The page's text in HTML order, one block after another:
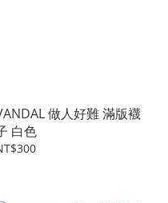
做人好難 滿版襪
白色